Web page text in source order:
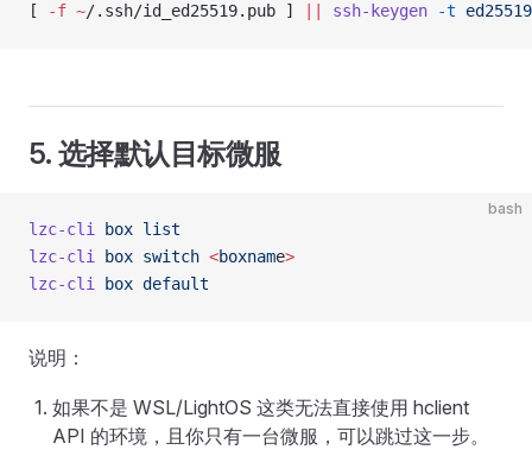
[ -f ~/.ssh/id_ed25519.pub ] ssh-keygen -t ed25519
5. 选择默认目标微服
bash
lzc-cli box list
lzc-cli
box switch <boxname>
lzc-cli
box default
说明：
如果不是 WSL/LightOS 这类无法直接使用 hclient
API 的环境，且你只有一台微服，可以跳过这一步。